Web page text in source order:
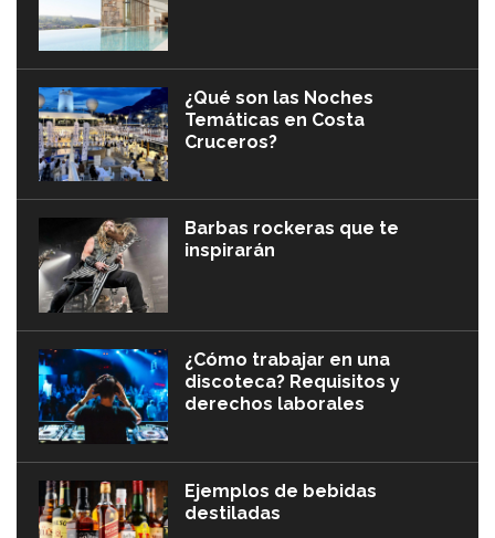
¿Qué son las Noches
Temáticas en Costa
Cruceros?
Barbas rockeras que te
inspirarán
¿Cómo trabajar en una
discoteca? Requisitos y
derechos laborales
Ejemplos de bebidas
destiladas